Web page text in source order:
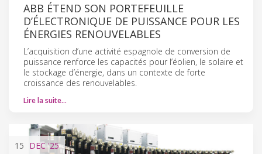
ABB ÉTEND SON PORTEFEUILLE
D’ÉLECTRONIQUE DE PUISSANCE POUR LES
ÉNERGIES RENOUVELABLES
L’acquisition d’une activité espagnole de conversion de
puissance renforce les capacités pour l’éolien, le solaire et
le stockage d’énergie, dans un contexte de forte
croissance des renouvelables.
Lire la suite…
15 DEC'25